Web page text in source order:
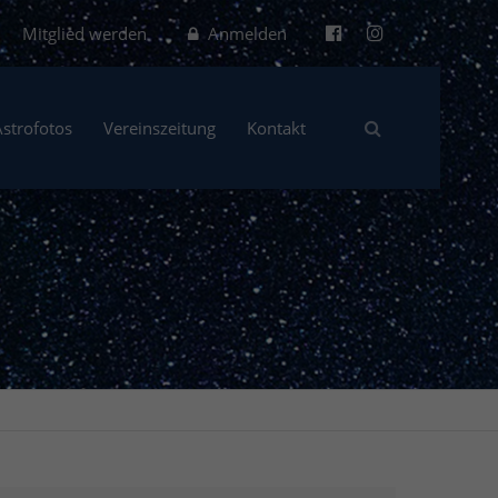
Anmelden
Mitglied werden
Vereinszeitung Kontakt